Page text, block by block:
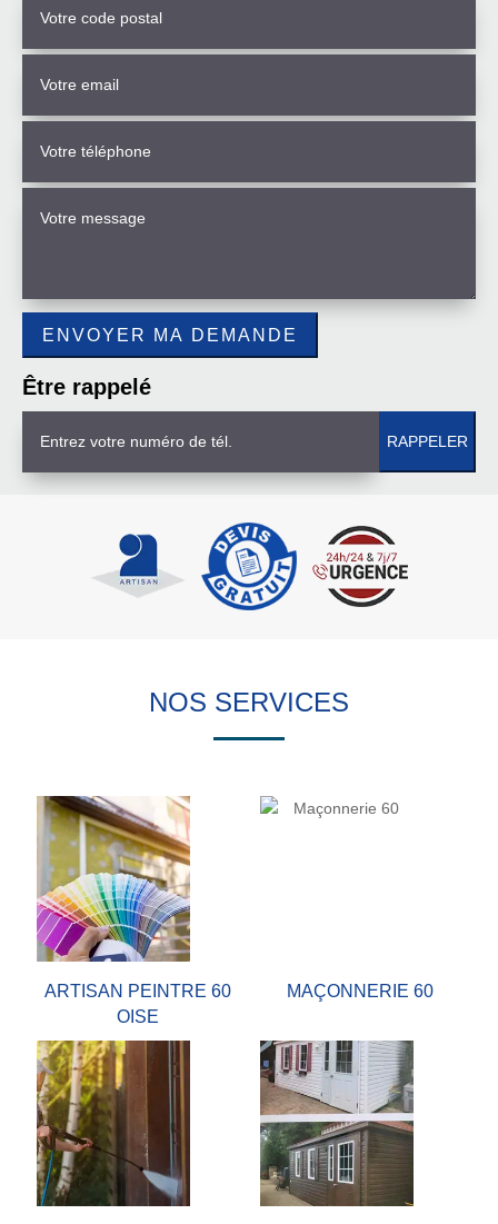
Être rappelé
NOS SERVICES
ARTISAN PEINTRE 60
OISE
MAÇONNERIE 60